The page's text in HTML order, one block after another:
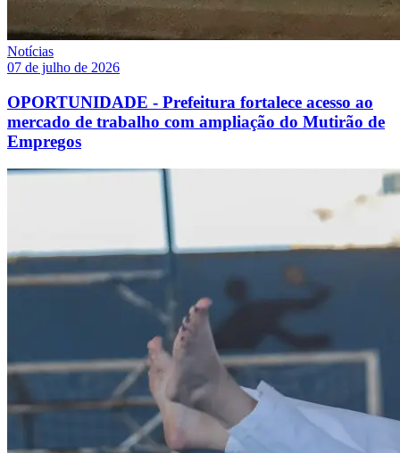
Notícias
07 de julho de 2026
OPORTUNIDADE - Prefeitura fortalece acesso ao
mercado de trabalho com ampliação do Mutirão de
Empregos